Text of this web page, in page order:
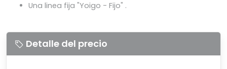
Una linea fija "Yoigo - Fijo" .
Detalle del precio